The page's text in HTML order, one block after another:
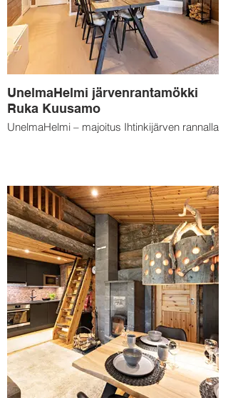
UnelmaHelmi järvenrantamökki
Ruka Kuusamo
UnelmaHelmi – majoitus Ihtinkijärven rannalla